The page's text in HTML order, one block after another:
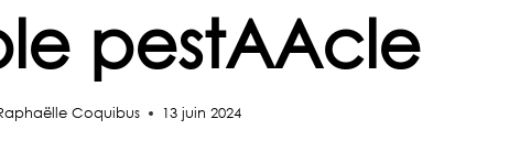
pestAAcle
Coquibus 13 juin 2024